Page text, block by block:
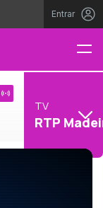
Entrar
TV
RTP